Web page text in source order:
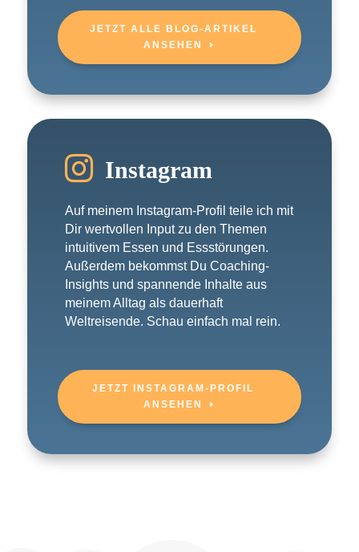
JETZT ALLE BLOG-ARTIKEL
ANSEHEN
 Instagram
Auf meinem Instagram-Profil teile ich mit
Dir wertvollen Input zu den Themen
intuitivem Essen und Essstörungen.
Außerdem bekommst Du Coaching-
Insights und spannende Inhalte aus
meinem Alltag als dauerhaft
Weltreisende. Schau einfach mal rein.
JETZT INSTAGRAM-PROFIL
ANSEHEN